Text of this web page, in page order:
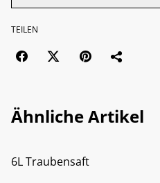
TEILEN
Ähnliche Artikel
%
6L Traubensaft